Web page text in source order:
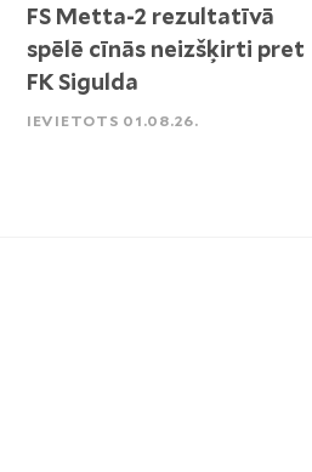
FS Metta-2 rezultatīvā
spēlē cīnās neizšķirti pret
FK Sigulda
IEVIETOTS 01.08.26.